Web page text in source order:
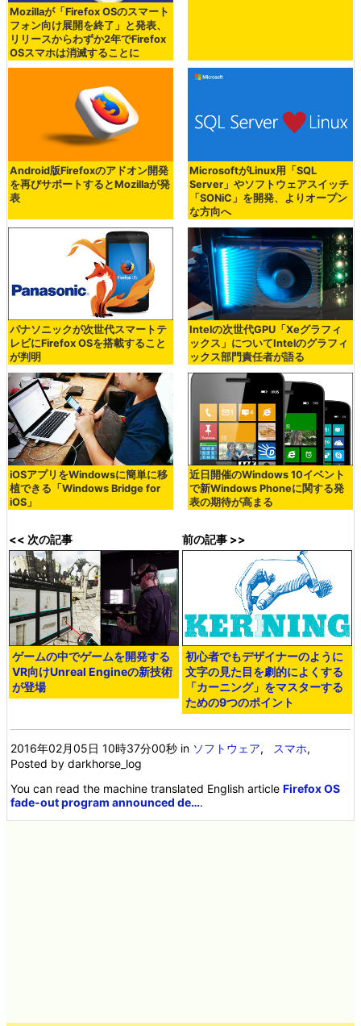
Mozillaが「Firefox OSのスマート
フォン向け展開を終了」と発表、
リリースからわずか2年でFirefox
OSスマホは消滅することに
Android版Firefoxのアドオン開発
を再びサポートするとMozillaが発
表
MicrosoftがLinux用「SQL
Server」やソフトウェアスイッチ
「SONiC」を開発、よりオープン
な方向へ
パナソニックが次世代スマートテ
レビにFirefox OSを搭載すること
が判明
Intelの次世代GPU「Xeグラフィ
ックス」についてIntelのグラフィ
ックス部門責任者が語る
iOSアプリをWindowsに簡単に移
植できる「Windows Bridge for
iOS」
近日開催のWindows 10イベント
で新Windows Phoneに関する発
表の期待が高まる
<< 次の記事
ゲームの中でゲームを開発する
VR向けUnreal Engineの新技術
が登場
前の記事 >>
初心者でもデザイナーのように
文字の見た目を劇的によくする
「カーニング」をマスターする
ための9つのポイント
2016年02月05日 10時37分00秒 in ソフトウェア, スマホ,
Posted by darkhorse_log
You can read the machine translated English articleFirefox OS
fade-out program announced de….